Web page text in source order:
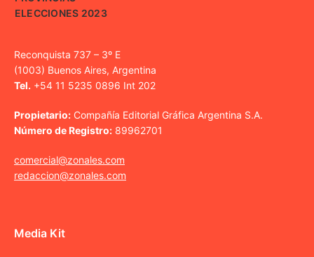
ELECCIONES 2023
Reconquista 737 – 3º E
(1003) Buenos Aires, Argentina
Tel. +54 11 5235 0896 Int 202
Propietario: Compañía Editorial Gráfica Argentina S.A.
Número de Registro: 89962701
comercial@zonales.com
redaccion@zonales.com
Media Kit